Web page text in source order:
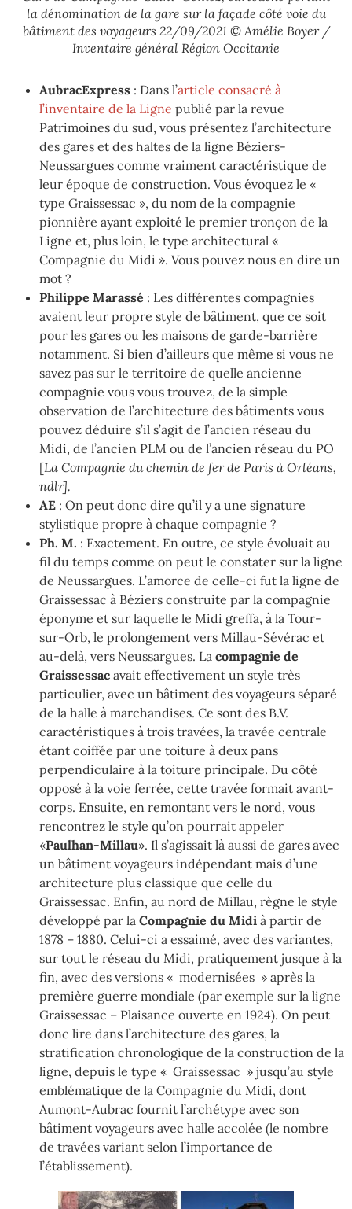
la dénomination de la gare sur la façade côté voie du
bâtiment des voyageurs 22/09/2021 © Amélie Boyer /
Inventaire général Région Occitanie
AubracExpress : Dans l’article consacré à
l’inventaire de la Ligne publié par la revue
Patrimoines du sud, vous présentez l’architecture
des gares et des haltes de la ligne Béziers-
Neussargues comme vraiment caractéristique de
leur époque de construction. Vous évoquez le «
type Graissessac », du nom de la compagnie
pionnière ayant exploité le premier tronçon de la
Ligne et, plus loin, le type architectural «
Compagnie du Midi ». Vous pouvez nous en dire un
mot ?
Philippe Marassé : Les différentes compagnies
avaient leur propre style de bâtiment, que ce soit
pour les gares ou les maisons de garde-barrière
notamment. Si bien d’ailleurs que même si vous ne
savez pas sur le territoire de quelle ancienne
compagnie vous vous trouvez, de la simple
observation de l’architecture des bâtiments vous
pouvez déduire s’il s’agit de l’ancien réseau du
Midi, de l’ancien PLM ou de l’ancien réseau du PO
[La Compagnie du chemin de fer de Paris à Orléans,
ndlr].
AE : On peut donc dire qu’il y a une signature
stylistique propre à chaque compagnie ?
Ph. M. : Exactement. En outre, ce style évoluait au
fil du temps comme on peut le constater sur la ligne
de Neussargues. L’amorce de celle-ci fut la ligne de
Graissessac à Béziers construite par la compagnie
éponyme et sur laquelle le Midi greffa, à la Tour-
sur-Orb, le prolongement vers Millau-Sévérac et
au-delà, vers Neussargues. La compagnie de
Graissessac avait effectivement un style très
particulier, avec un bâtiment des voyageurs séparé
de la halle à marchandises. Ce sont des B.V.
caractéristiques à trois travées, la travée centrale
étant coiffée par une toiture à deux pans
perpendiculaire à la toiture principale. Du côté
opposé à la voie ferrée, cette travée formait avant-
corps. Ensuite, en remontant vers le nord, vous
rencontrez le style qu’on pourrait appeler
«Paulhan-Millau». Il s’agissait là aussi de gares avec
un bâtiment voyageurs indépendant mais d’une
architecture plus classique que celle du
Graissessac. Enfin, au nord de Millau, règne le style
développé par la Compagnie du Midi à partir de
1878 – 1880. Celui-ci a essaimé, avec des variantes,
sur tout le réseau du Midi, pratiquement jusque à la
fin, avec des versions « modernisées » après la
première guerre mondiale (par exemple sur la ligne
Graissessac – Plaisance ouverte en 1924). On peut
donc lire dans l’architecture des gares, la
stratification chronologique de la construction de la
ligne, depuis le type « Graissessac » jusqu’au style
emblématique de la Compagnie du Midi, dont
Aumont-Aubrac fournit l’archétype avec son
bâtiment voyageurs avec halle accolée (le nombre
de travées variant selon l’importance de
l’établissement).